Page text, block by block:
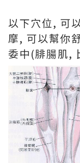
以下穴位, 可
摩, 可以幫你
委中(腓腸肌,